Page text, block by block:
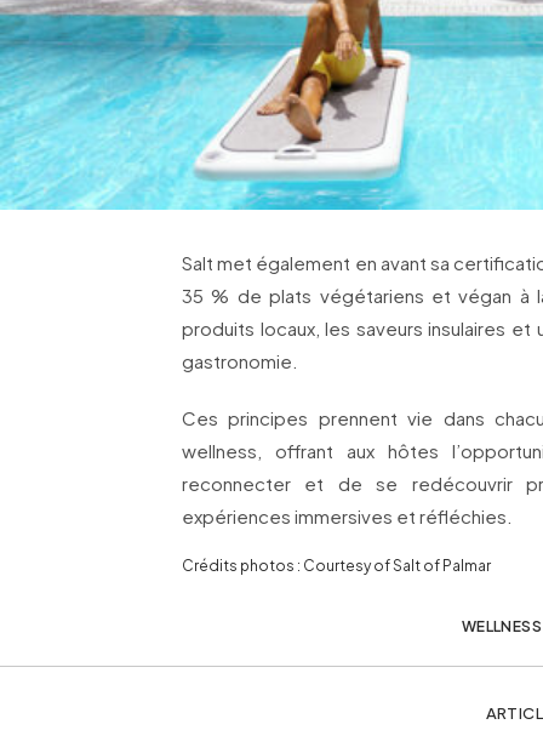
Salt met également en avant sa
35 % de plats végétariens et végan à
produits locaux, les saveurs insulaires
gastronomie.
Ces principes prennent vie dans
wellness, offrant aux hôtes
reconnecter et de se redécouvrir
expériences immersives et réfléchies.
Crédits photos : Courtesy of Salt of Palmar
WELLNESS